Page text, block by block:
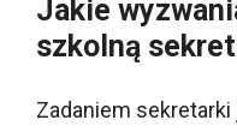
Jakie
szkolną
Zadaniem